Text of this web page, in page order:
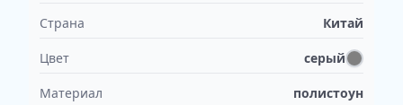
Страна Китай
Цвет серый
Материал полистоун